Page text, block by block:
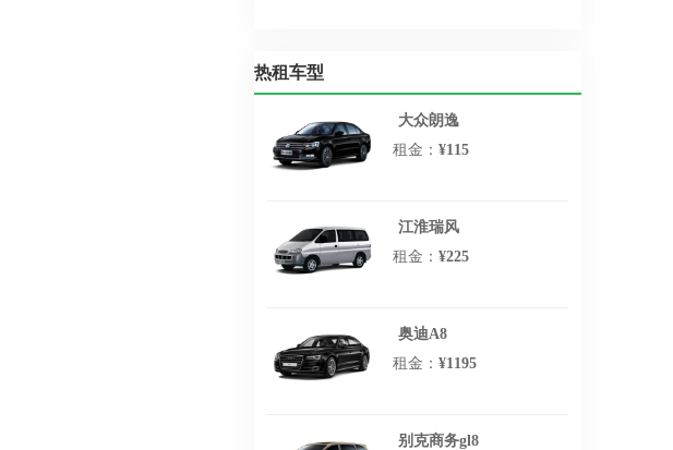
热租车型
大众朗逸
租金： ¥115
江淮瑞风
租金： ¥225
奥迪A8
租金： ¥1195
别克商务gl8